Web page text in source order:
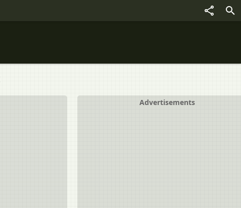
Advertisements